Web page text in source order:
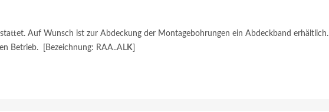
Auf Wunsch ist zur Abdeckung der Montagebohrungen ein Abdeckband erhältlich.
Betrieb. [Bezeichnung: RAA..AL K